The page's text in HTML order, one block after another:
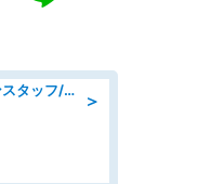
＞
日払いOKで即日収入/キッチンスタッフ/「原付免許必須」デリバリー業務など、自己成長可能な幅広い仕事に挑戦!髪型自由&ピアス・ネイルOK/茨城県/水戸市